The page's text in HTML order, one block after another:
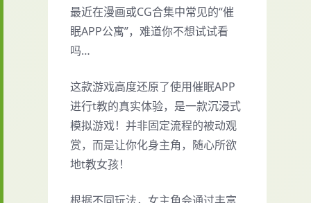
最近在漫画或CG合集中常见的“催
眠APP公寓”，难道你不想试试看
吗…
这款游戏高度还原了使用催眠APP
进行t教的真实体验，是一款沉浸式
模拟游戏！并非固定流程的被动观
赏，而是让你化身主角，随心所欲
地t教女孩！
根据不同玩法，女主角会通过丰富